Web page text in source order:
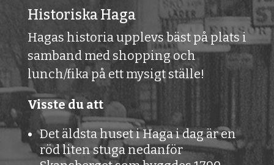
Historiska Haga
Hagas historia upplevs bäst på plats i
samband med shopping och
lunch/fika på ett mysigt ställe!
Visste du att
Det äldsta huset i Haga i dag är en
röd liten stuga nedanför